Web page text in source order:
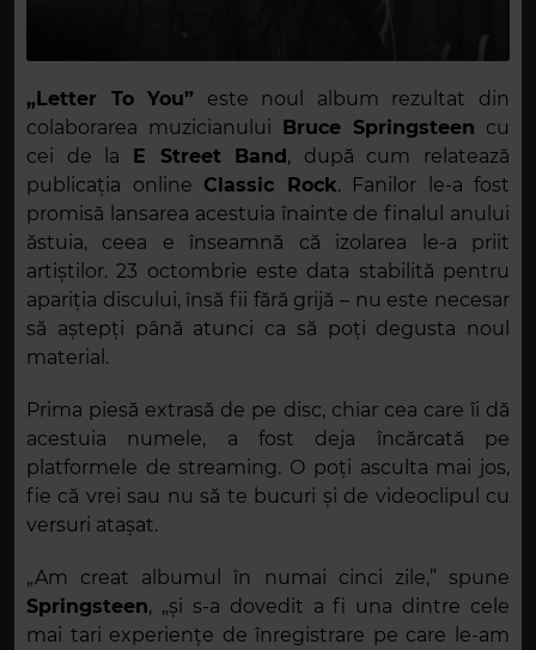
„Letter To You” este noul album rezultat din
colaborarea muzicianului Bruce Springsteen cu
cei de la E Street Band, după cum relatează
publicația online Classic Rock. Fanilor le-a fost
promisă lansarea acestuia înainte de finalul anului
ăstuia, ceea e înseamnă că izolarea le-a priit
artiștilor. 23 octombrie este data stabilită pentru
apariția discului, însă fii fără grijă – nu este necesar
să aștepți până atunci ca să poți degusta noul
material.
Prima piesă extrasă de pe disc, chiar cea care îi dă
acestuia numele, a fost deja încărcată pe
platformele de streaming. O poți asculta mai jos,
fie că vrei sau nu să te bucuri și de videoclipul cu
versuri atașat.
„Am creat albumul în numai cinci zile,” spune
Springsteen, „și s-a dovedit a fi una dintre cele
mai tari experiențe de înregistrare pe care le-am